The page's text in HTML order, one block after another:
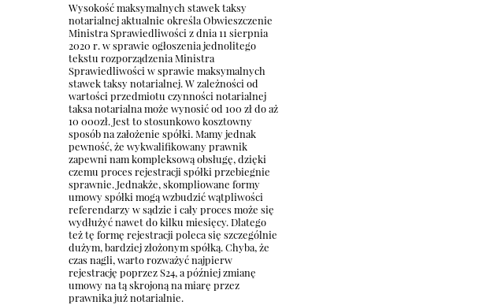
Wysokość maksymalnych stawek taksy
notarialnej aktualnie określa Obwieszczenie
Ministra Sprawiedliwości z dnia 11 sierpnia
2020 r. w sprawie ogłoszenia jednolitego
tekstu rozporządzenia Ministra
Sprawiedliwości w sprawie maksymalnych
stawek taksy notarialnej. W zależności od
wartości przedmiotu czynności notarialnej
taksa notarialna może wynosić od 100 zł do aż
10 000zł. Jest to stosunkowo kosztowny
sposób na założenie spółki. Mamy jednak
pewność, że wykwalifikowany prawnik
zapewni nam kompleksową obsługę, dzięki
czemu proces rejestracji spółki przebiegnie
sprawnie. Jednakże, skompliowane formy
umowy spółki mogą wzbudzić wątpliwości
referendarzy w sądzie i cały proces może się
wydłużyć nawet do kilku miesięcy. Dlatego
też tę formę rejestracji poleca się szczególnie
dużym, bardziej złożonym spółką. Chyba, że
czas nagli, warto rozważyć najpierw
rejestrację poprzez S24, a później zmianę
umowy na tą skrojoną na miarę przez
prawnika już notarialnie.